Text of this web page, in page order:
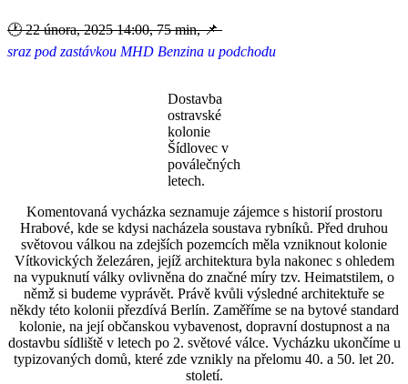
🕐22 února, 2025 14:00,75 min, 📌
sraz pod zastávkou MHD Benzina u podchodu
Dostavba
ostravské
kolonie
Šídlovec v
poválečných
letech.
Komentovaná vycházka seznamuje zájemce s historií prostoru
Hrabové, kde se kdysi nacházela soustava rybníků. Před druhou
světovou válkou na zdejších pozemcích měla vzniknout kolonie
Vítkovických železáren, jejíž architektura byla nakonec s ohledem
na vypuknutí války ovlivněna do značné míry tzv. Heimatstilem, o
němž si budeme vyprávět. Právě kvůli výsledné architektuře se
někdy této kolonii přezdívá Berlín. Zaměříme se na bytové standard
kolonie, na její občanskou vybavenost, dopravní dostupnost a na
dostavbu sídliště v letech po 2. světové válce. Vycházku ukončíme u
typizovaných domů, které zde vznikly na přelomu 40. a 50. let 20.
století.